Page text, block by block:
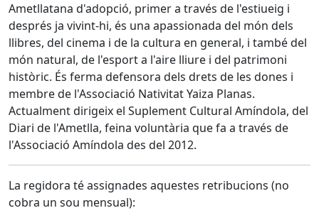
Ametllatana d'adopció, primer a través de l'estiueig i
després ja vivint-hi, és una apassionada del món dels
llibres, del cinema i de la cultura en general, i també del
món natural, de l'esport a l'aire lliure i del patrimoni
històric. És ferma defensora dels drets de les dones i
membre de l'Associació Nativitat Yaiza Planas.
Actualment dirigeix el Suplement Cultural Amíndola, del
Diari de l'Ametlla, feina voluntària que fa a través de
l'Associació Amíndola des del 2012.
La regidora té assignades aquestes retribucions (no
cobra un sou mensual):